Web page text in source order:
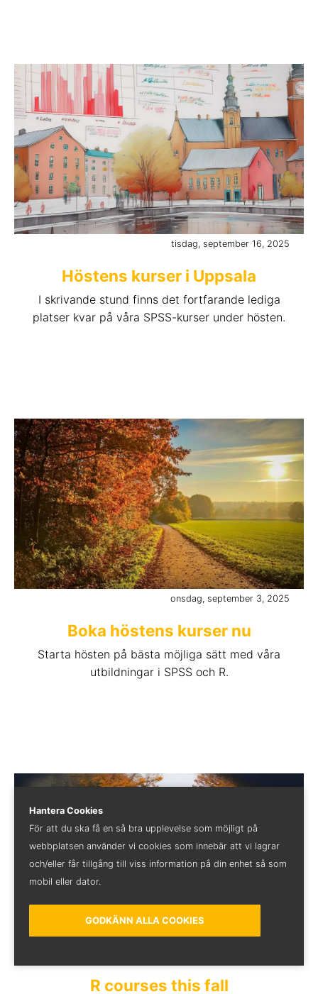
tisdag, september 16, 2025
Höstens kurser i Uppsala
I skrivande stund finns det fortfarande lediga
platser kvar på våra SPSS-kurser under hösten.
onsdag, september 3, 2025
Boka höstens kurser nu
Starta hösten på bästa möjliga sätt med våra
utbildningar i SPSS och R.
R courses this fall
Hantera Cookies
För att du ska få en så bra upplevelse som möjligt på
webbplatsen använder vi cookies som innebär att vi lagrar
och/eller får tillgång till viss information på din enhet så som
mobil eller dator.
GODKÄNN ALLA COOKIES